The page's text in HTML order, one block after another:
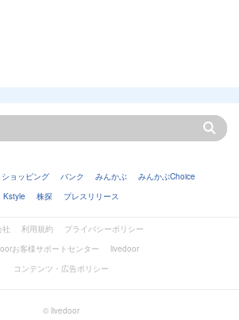
ショッピング バンク みんかぶ
みんかぶChoice
Kstyle
株探 プレスリリース
社 利用規約
プライバシーポリシー
お客様サポートセンター
livedoor
コンテンツ・広告ポリシー
© livedoor